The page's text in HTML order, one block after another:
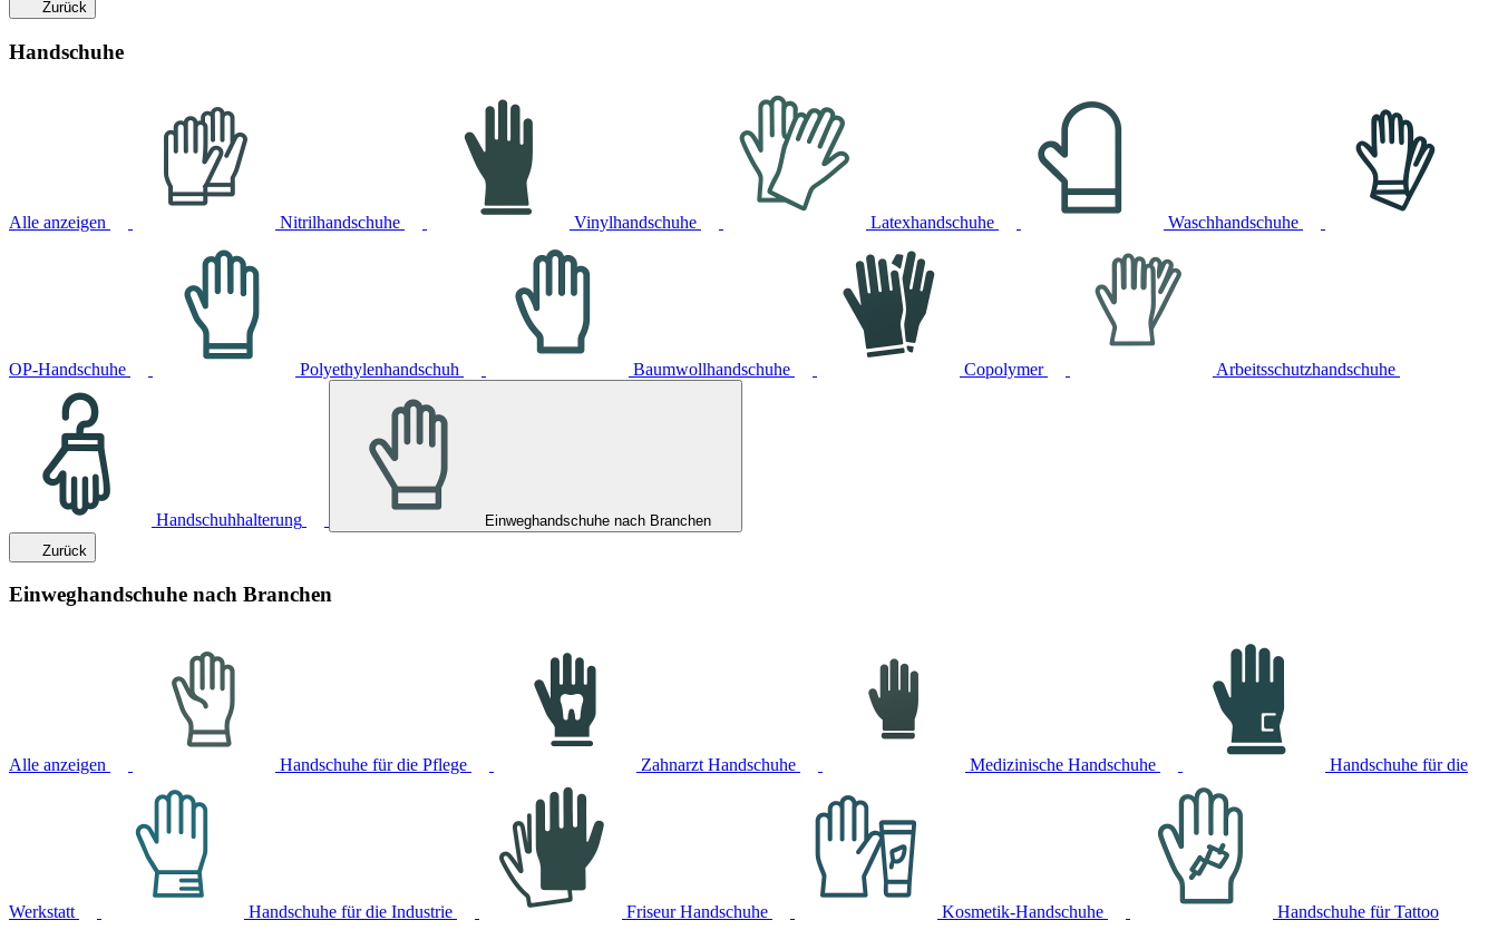
Zurück
Handschuhe
Alle anzeigen Nitrilhandschuhe Vinylhandschuhe Latexhandschuhe Waschhandschuhe
OP-Handschuhe Polyethylenhandschuh Baumwollhandschuhe Copolymer Arbeitsschutzhandschuhe
Handschuhhalterung
Einweghandschuhe nach Branchen
Zurück
Einweghandschuhe nach Branchen
Alle anzeigen Handschuhe für die Pflege Zahnarzt Handschuhe Medizinische Handschuhe Handschuhe für die
Werkstatt Handschuhe für die Industrie Friseur Handschuhe Kosmetik-Handschuhe Handschuhe für Tattoo